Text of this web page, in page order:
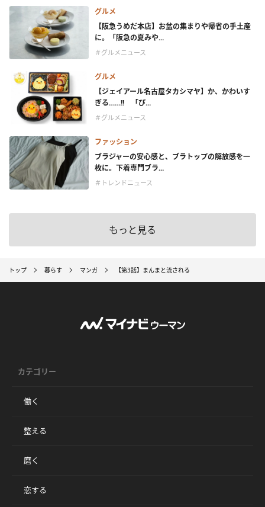
グルメ
【阪急うめだ本店】お盆の集まりや帰省の手土産
に。「阪急の夏みや...
＃グルメニュース
グルメ
【ジェイアール名古屋タカシマヤ】か、かわいす
ぎる……!! 「ぴ...
＃グルメニュース
ファッション
ブラジャーの安心感と、ブラトップの解放感を一
枚に。下着専門ブラ...
＃トレンドニュース
もっと見る
トップ 暮らす マンガ 【第3話】まんまと流される
カテゴリー
働く
整える
磨く
恋する